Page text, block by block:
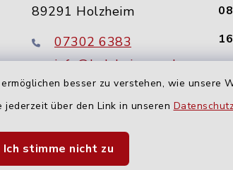
besser zu verstehen, wie unsere
über den Link in unseren
Ich stimme nicht zu
89291 Holzheim
07302 6383
info@holzheim-nu.de